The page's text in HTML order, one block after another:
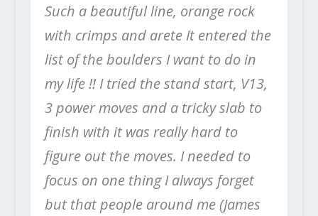
Such a beautiful line, orange rock
with crimps and arete It entered the
list of the boulders I want to do in
my life !! I tried the stand start, V13,
3 power moves and a tricky slab to
finish with it was really hard to
figure out the moves. I needed to
focus on one thing I always forget
but that people around me (James